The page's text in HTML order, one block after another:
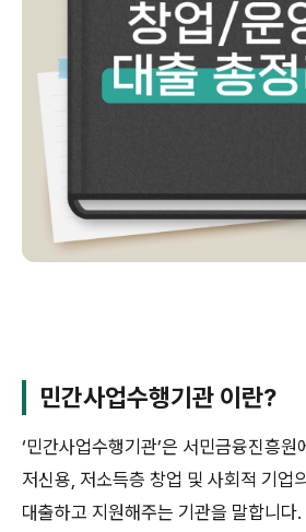
민간사업수행기관 이란?
‘민간사업수행기관’은 서민금융진흥원
저신용, 저소득층 창업 및 사회적 기업
대출하고 지원해주는 기관을 말합니다